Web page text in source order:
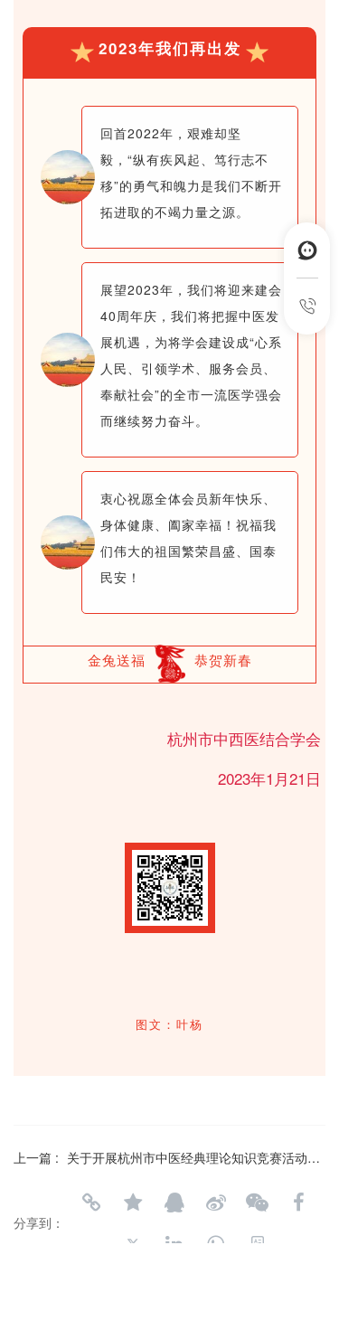
2023年我们再出发
回首2022年，艰难却坚
毅，“纵有疾风起、笃行志不
移”的勇气和魄力是我们不断开
拓进取的不竭力量之源。
展望2023年，我们将迎来建会
40周年庆，我们将把握中医发
展机遇，为将学会建设成“心系
人民、引领学术、服务会员、
奉献社会”的全市一流医学强会
而继续努力奋斗。
衷心祝愿全体会员新年快乐、
身体健康、阖家幸福！祝福我
们伟大的祖国繁荣昌盛、国泰
民安！
金兔送福 恭贺新春
杭州市中西医结合学会
2023年1月21日
图文：叶杨
上一篇 : 关于开展杭州市中医经典理论知识竞赛活动的通知
分享到：